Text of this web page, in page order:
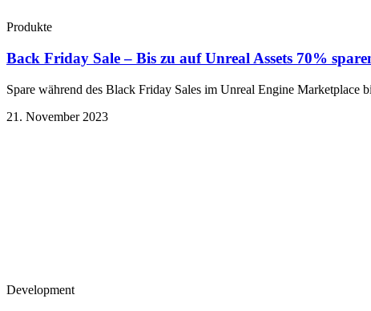
Produkte
Back Friday Sale – Bis zu auf Unreal Assets 70%
Spare während des Black Friday Sales im Unreal Engine Marketplace
21. November 2023
Development